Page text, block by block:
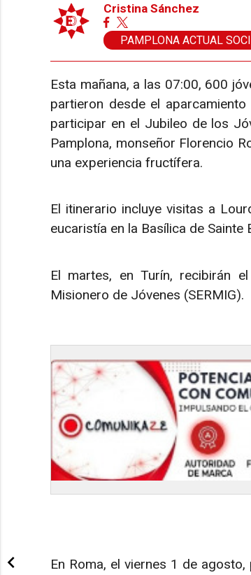
Cristina Sánchez
PAMPLONA ACTUAL
Esta mañana, a las 07:00, 600
partieron desde el
participar en el Jubileo de los
Pamplona, monseñor Florencio
una experiencia fructífera.
El itinerario incluye visitas a
eucaristía en la Basílica de Sainte
El martes, en Turín, recibirán
Misionero de Jóvenes (SERMIG).
En Roma, el viernes 1 de